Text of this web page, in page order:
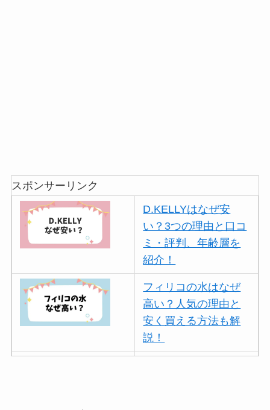
スポンサーリンク
D.KELLYはなぜ安
い？3つの理由と口コ
ミ・評判、年齢層を
紹介！
フィリコの水はなぜ
高い？人気の理由と
安く買える方法も解
説！